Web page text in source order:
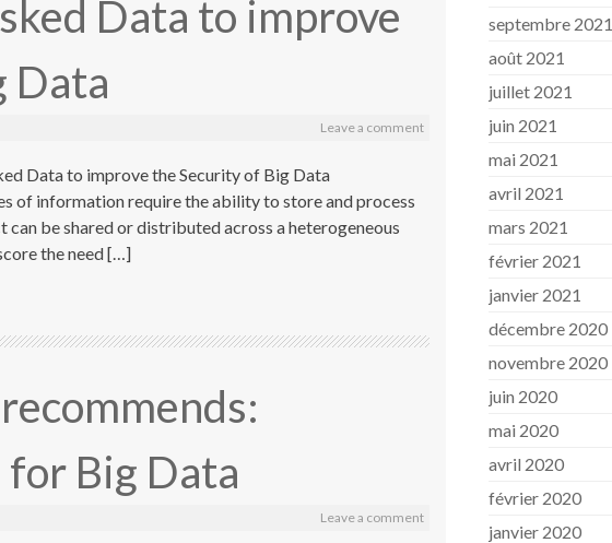
Data to improve
Data
Leave a comment
Data to improve the Security of Big Data
of information require the ability to store and process
be shared or distributed across a heterogeneous
the need […]
Big Data
Leave a comment
septembre 2021
août 2021
juillet 2021
juin 2021
mai 2021
avril 2021
mars 2021
février 2021
janvier 2021
décembre 2020
novembre 2020
juin 2020
mai 2020
avril 2020
février 2020
janvier 2020